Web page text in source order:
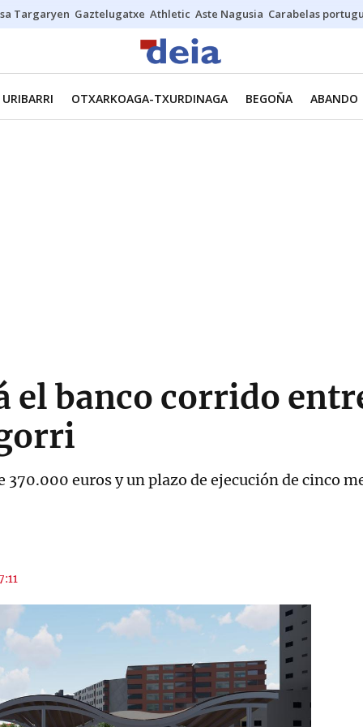
Targaryen Gaztelugatxe Athletic Aste Nagusia Carabelas
URIBARRI OTXARKOAGA-TXURDINAGA BEGOÑA ABANDO
el banco corrido
370.000 euros y un plazo de ejecución de cinco